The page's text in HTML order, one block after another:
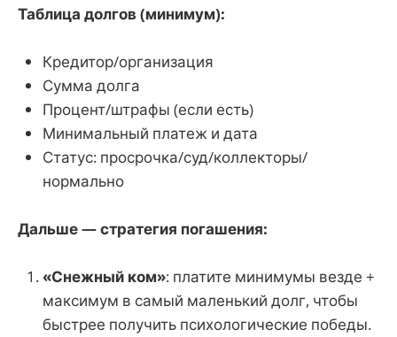
Таблица долгов (минимум):
Кредитор/организация
Сумма долга
Процент/штрафы (если есть)
Минимальный платеж и дата
Статус: просрочка/суд/коллекторы/
нормально
Дальше — стратегия погашения:
«Снежный ком»: платите минимумы везде +
максимум в самый маленький долг, чтобы
быстрее получить психологические победы.